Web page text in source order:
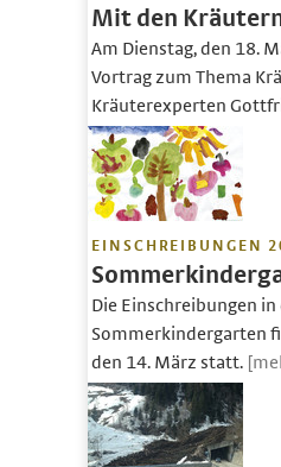
Mit den
Am Dienstag, den 18.
Vortrag zum Thema
Kräuterexperten
EINSCHREIBUNGEN
Die Einschreibungen in
Sommerkindergarten
den 14. März statt.